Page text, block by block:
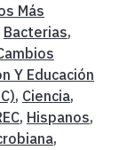
Más
Bacterias,
Y Educación
, Ciencia,
, Hispanos,
,